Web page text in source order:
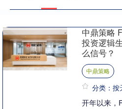
中鼎策略
投资逻辑
么信号？
中鼎策略
分类：按
开年以来，